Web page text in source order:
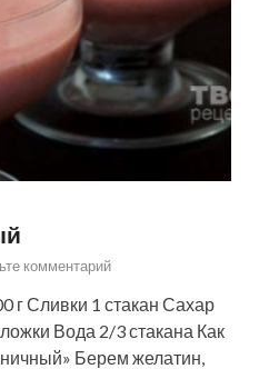
комментарий
г Сливки 1 стакан Сахар
Вода 2/3 стакана Как
Берем желатин,